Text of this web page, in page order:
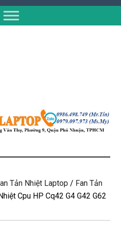
Tản Nhiệt Laptop / Fan Tản
Cpu HP Cq42 G4 G42 G62